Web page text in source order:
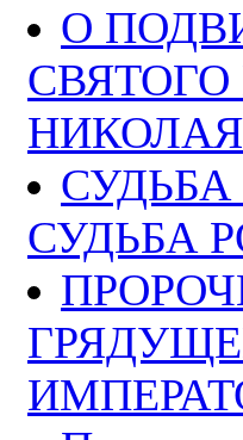
О
СВЯТОГО
СУДЬБА
СУДЬБА